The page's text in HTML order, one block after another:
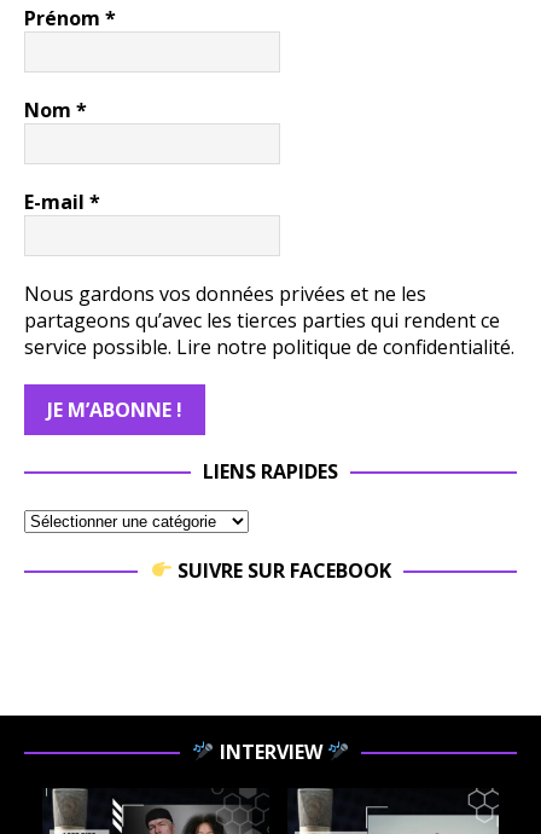
Prénom *
Nom *
E-mail *
Nous gardons vos données privées et ne les
partageons qu’avec les tierces parties qui rendent ce
service possible. Lire notre politique de confidentialité.
LIENS RAPIDES
SUIVRE SUR FACEBOOK
INTERVIEW